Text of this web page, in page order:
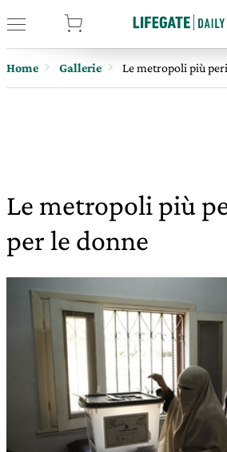
Home Gallerie Le metropoli più
Le metropoli più
per le donne